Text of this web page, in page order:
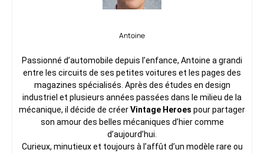
Antoine
Passionné d’automobile depuis l’enfance, Antoine a grandi
entre les circuits de ses petites voitures et les pages des
magazines spécialisés. Après des études en design
industriel et plusieurs années passées dans le milieu de la
mécanique, il décide de créerVintage Heroes pour partager
son amour des belles mécaniques d’hier comme
d’aujourd’hui.
Curieux, minutieux et toujours à l’affût d’un modèle rare ou